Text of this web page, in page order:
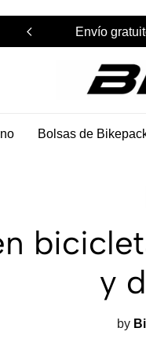
Envío
Bolsas de
y
by